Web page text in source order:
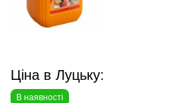
Ціна в Луцьку:
В наявності